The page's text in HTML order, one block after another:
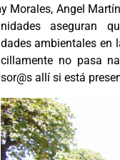
Morales, Angel
aseguran
ambientales en
no pasa
allí si está